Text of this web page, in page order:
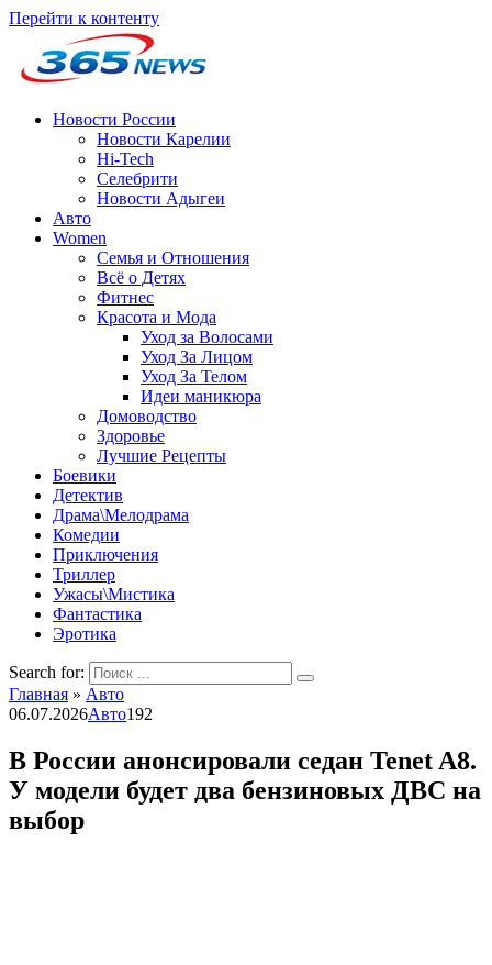
Перейти к контенту
Новости России
Новости Карелии
Hi-Tech
Селебрити
Новости Адыгеи
Авто
Women
Семья и Отношения
Всё о Детях
Фитнес
Красота и Мода
Уход за Волосами
Уход За Лицом
Уход За Телом
Идеи маникюра
Домоводство
Здоровье
Лучшие Рецепты
Боевики
Детектив
Драма\Мелодрама
Комедии
Приключения
Триллер
Ужасы\Мистика
Фантастика
Эротика
Search for:
Главная » Авто
06.07.2026Авто192
В России анонсировали седан Tenet A8.
У модели будет два бензиновых ДВС на
выбор